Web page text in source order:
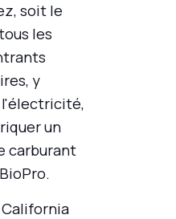
soit le
les
y
un
carburant